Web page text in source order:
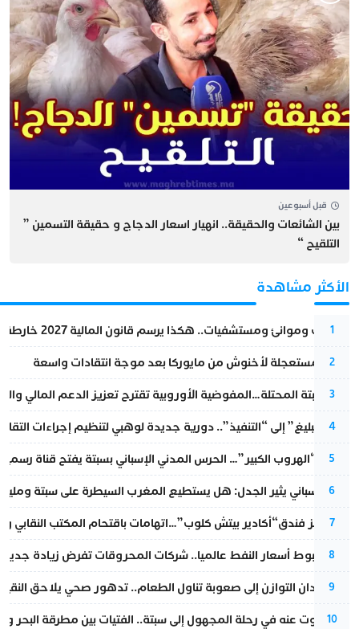
قبل أسبوعين
بين الشائعات والحقيقة.. انهيار اسعار الدجاج و حقيقة التسمين ”
التلقيح “
الأكثر مشاهدة
1
قطارات وموانئ ومستشفيات.. هكذا يرسم قانون المالية 2027 خارطة المغرب المقبل
2
عودة مستعجلة لأخنوش من مايوركا بعد موجة انتقادات واسعة
3
أزمة سبتة المحتلة…المفوضية الأوروبية تقترح تعزيز الدعم المالي
4
من “التبليغ” إلى “التنفيذ”.. دورية جديدة لوهبي لتنظيم إجراءات
5
عملية “الهروب الكبير”… الحرس المدني الإسباني بسبتة يفتح قناة
6
تقرير إسباني يثير الجدل: هل يستطيع المغرب السيطرة على سبتة
7
أزمة تهز فندق“أكادير بيتش كلوب”…اتهامات باقتحام المكتب النقابي
8
رغم هبوط أسعار النفط عالميا.. شركات المحروقات تفرض زيادة
9
من فقدان التوازن إلى صعوبة تناول الطعام.. تدهور صحي يلاحق النقيب
10
المسكوت عنه في رحلة المجهول إلى سبتة.. الفتيات بين مطرقة البحر